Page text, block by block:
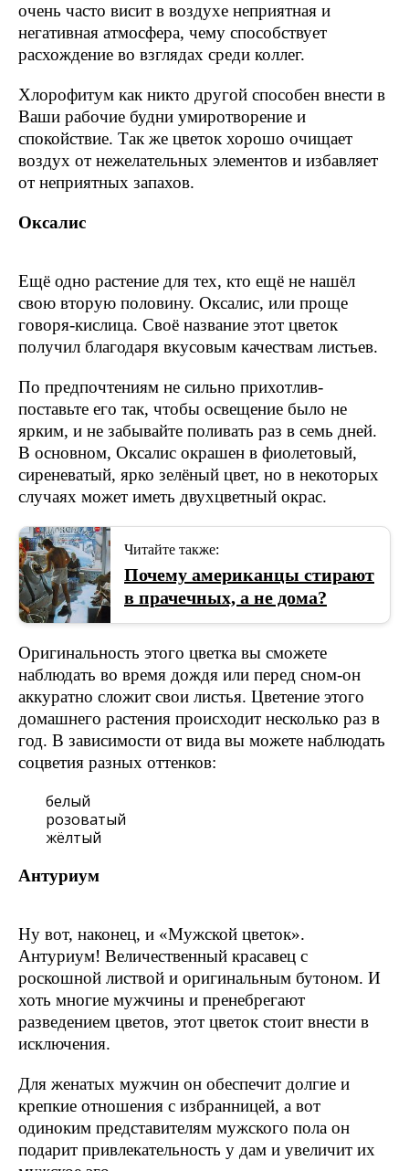
очень часто висит в воздухе неприятная и
негативная атмосфера, чему способствует
расхождение во взглядах среди коллег.
Хлорофитум как никто другой способен внести в
Ваши рабочие будни умиротворение и
спокойствие. Так же цветок хорошо очищает
воздух от нежелательных элементов и избавляет
от неприятных запахов.
Оксалис
Ещё одно растение для тех, кто ещё не нашёл
свою вторую половину. Оксалис, или проще
говоря-кислица. Своё название этот цветок
получил благодаря вкусовым качествам листьев.
По предпочтениям не сильно прихотлив-
поставьте его так, чтобы освещение было не
ярким, и не забывайте поливать раз в семь дней.
В основном, Оксалис окрашен в фиолетовый,
сиреневатый, ярко зелёный цвет, но в некоторых
случаях может иметь двухцветный окрас.
Читайте также:
Почему американцы стирают
в прачечных, а не дома?
Оригинальность этого цветка вы сможете
наблюдать во время дождя или перед сном-он
аккуратно сложит свои листья. Цветение этого
домашнего растения происходит несколько раз в
год. В зависимости от вида вы можете наблюдать
соцветия разных оттенков:
белый
розоватый
жёлтый
Антуриум
Ну вот, наконец, и «Мужской цветок».
Антуриум! Величественный красавец с
роскошной листвой и оригинальным бутоном. И
хоть многие мужчины и пренебрегают
разведением цветов, этот цветок стоит внести в
исключения.
Для женатых мужчин он обеспечит долгие и
крепкие отношения с избранницей, а вот
одиноким представителям мужского пола он
подарит привлекательность у дам и увеличит их